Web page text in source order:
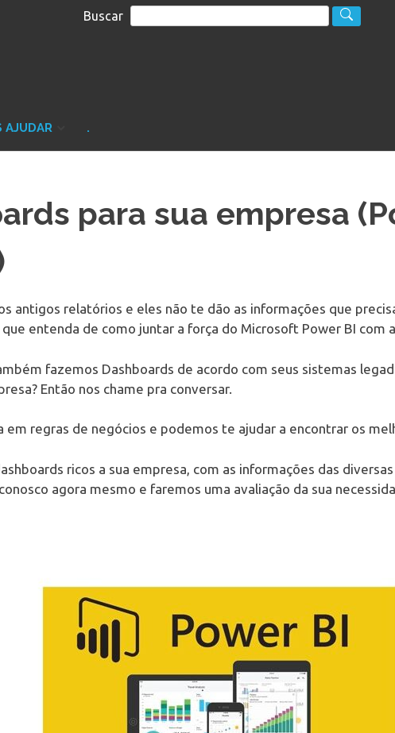
Buscar
AJUDAR .
para sua empresa
antigos relatórios e eles não te dão as informações que
entenda de como juntar a força do Microsoft Power BI com
fazemos Dashboards de acordo com seus sistemas
Então nos chame pra conversar.
em regras de negócios e podemos te ajudar a encontrar os
ricos a sua empresa, com as informações das
agora mesmo e faremos uma avaliação da sua